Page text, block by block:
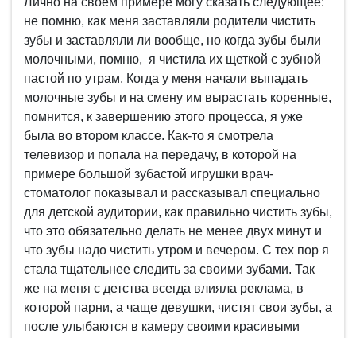
не помню, как меня заставляли родители чистить
зубы и заставляли ли вообще, но когда зубы были
молочными, помню, я чистила их щеткой с зубной
пастой по утрам. Когда у меня начали выпадать
молочные зубы и на смену им вырастать коренные,
помнится, к завершению этого процесса, я уже
была во втором классе. Как-то я смотрела
телевизор и попала на передачу, в которой на
примере большой зубастой игрушки врач-
стоматолог показывал и рассказывал специально
для детской аудитории, как правильно чистить зубы,
что это обязательно делать не менее двух минут и
что зубы надо чистить утром и вечером. С тех пор я
стала тщательнее следить за своими зубами. Так
же на меня с детства всегда влияла реклама, в
которой парни, а чаще девушки, чистят свои зубы, а
после улыбаются в камеру своими красивыми